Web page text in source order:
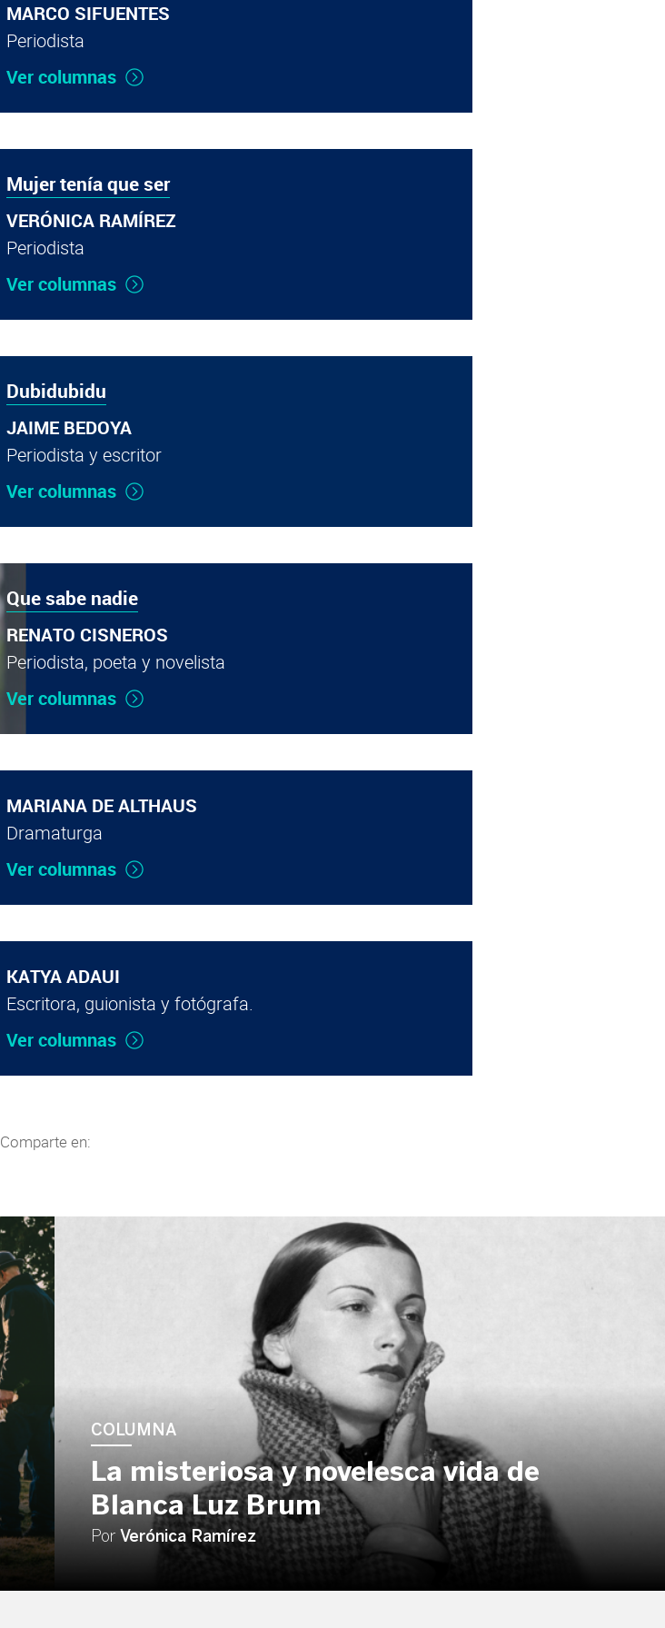
MARCO SIFUENTES
Periodista
Ver columnas
Mujer tenía que ser
VERÓNICA RAMÍREZ
Periodista
Ver columnas
Dubidubidu
JAIME BEDOYA
Periodista y escritor
Ver columnas
Que sabe nadie
RENATO CISNEROS
Periodista, poeta y novelista
Ver columnas
MARIANA DE ALTHAUS
Dramaturga
Ver columnas
KATYA ADAUI
Escritora, guionista y fotógrafa.
Ver columnas
Comparte en:
COLUMNA
La misteriosa y novelesca vida de
Blanca Luz Brum
Por Verónica Ramírez